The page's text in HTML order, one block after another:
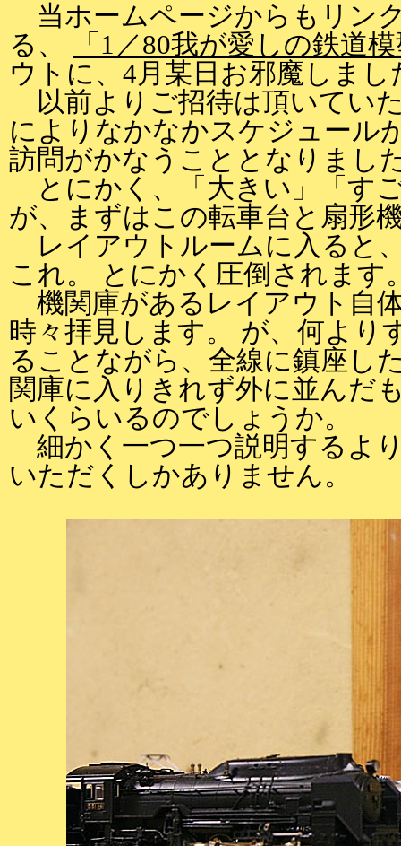
当ホームページからもリン
る、
「1／80我が愛しの鉄道
ウトに、4月某日お邪魔しまし
以前よりご招待は頂いてい
によりなかなかスケジュール
訪問がかなうこととなりまし
とにかく、「大きい」「す
が、まずはこの転車台と扇形
レイアウトルームに入ると
これ。 とにかく圧倒されます
機関庫があるレイアウト自
時々拝見します。 が、何より
ることながら、全線に鎮座し
関庫に入りきれず外に並んだ
いくらいるのでしょうか。
細かく一つ一つ説明するよ
いただくしかありません。